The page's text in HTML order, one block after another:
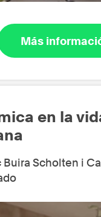
Más
en la
Buira Scholten i